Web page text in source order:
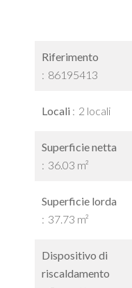
Riferimento
86195413
Locali 2 locali
Superficie netta
36.03 m²
Superficie lorda
37.73 m²
Dispositivo di
riscaldamento